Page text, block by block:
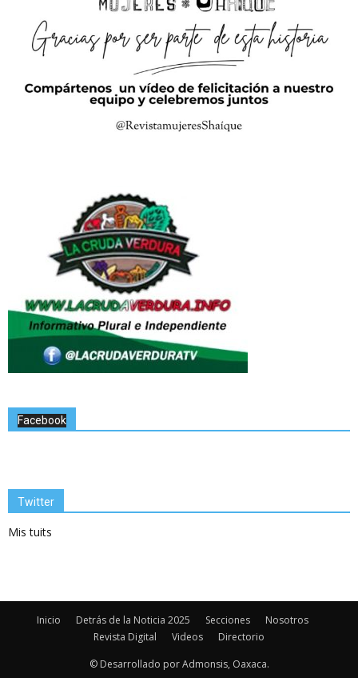
Facebook
Twitter
Mis tuits
Inicio Detrás de la Noticia 2025 Secciones
Nosotros
Revista Digital
Videos
Directorio
© Desarrollado por Admonsis, Oaxaca.